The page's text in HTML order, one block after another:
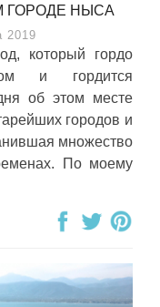
ГОРОДЕ НЫСА
2019
который гордо
и гордится
об этом месте
городов и
множество
По моему